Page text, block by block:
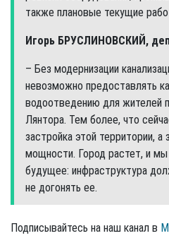
также плановые текущие
Игорь БРУСЛИНОВСКИЙ,
– Без модернизации
невозможно предоставлять
водоотведению для жителей
Лянтора. Тем более, что
застройка этой территории,
мощности. Город растет, и
будущее: инфраструктура
не догонять ее.
Подписывайтесь на наш канал в